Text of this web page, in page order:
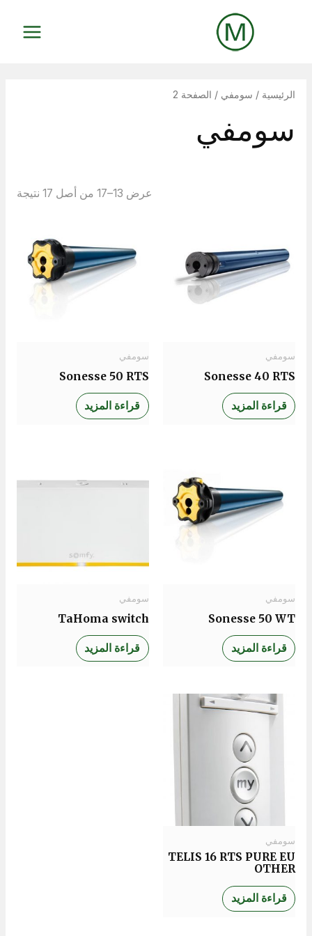
MAIN
الرئيسية / سومفي / الصفحة 2
سومفي
عرض 13–17 من أصل 17 نتيجة
سومفي
Sonesse 40 RTS
قراءة المزيد
سومفي
Sonesse 50 RTS
قراءة المزيد
سومفي
Sonesse 50 WT
قراءة المزيد
سومفي
TaHoma switch
قراءة المزيد
سومفي
TELIS 16 RTS PURE EU
OTHER
قراءة المزيد